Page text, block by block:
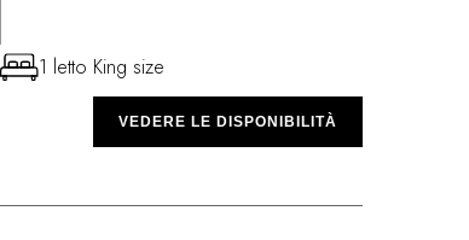
1 letto King size
VEDERE LE DISPONIBILITÀ